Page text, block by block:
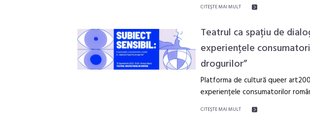
CITEŞTE MAI MULT
Teatrul ca spațiu de
experiențele
drogurilor”
Platforma de cultură queer
experiențele consumatorilor
CITEŞTE MAI MULT